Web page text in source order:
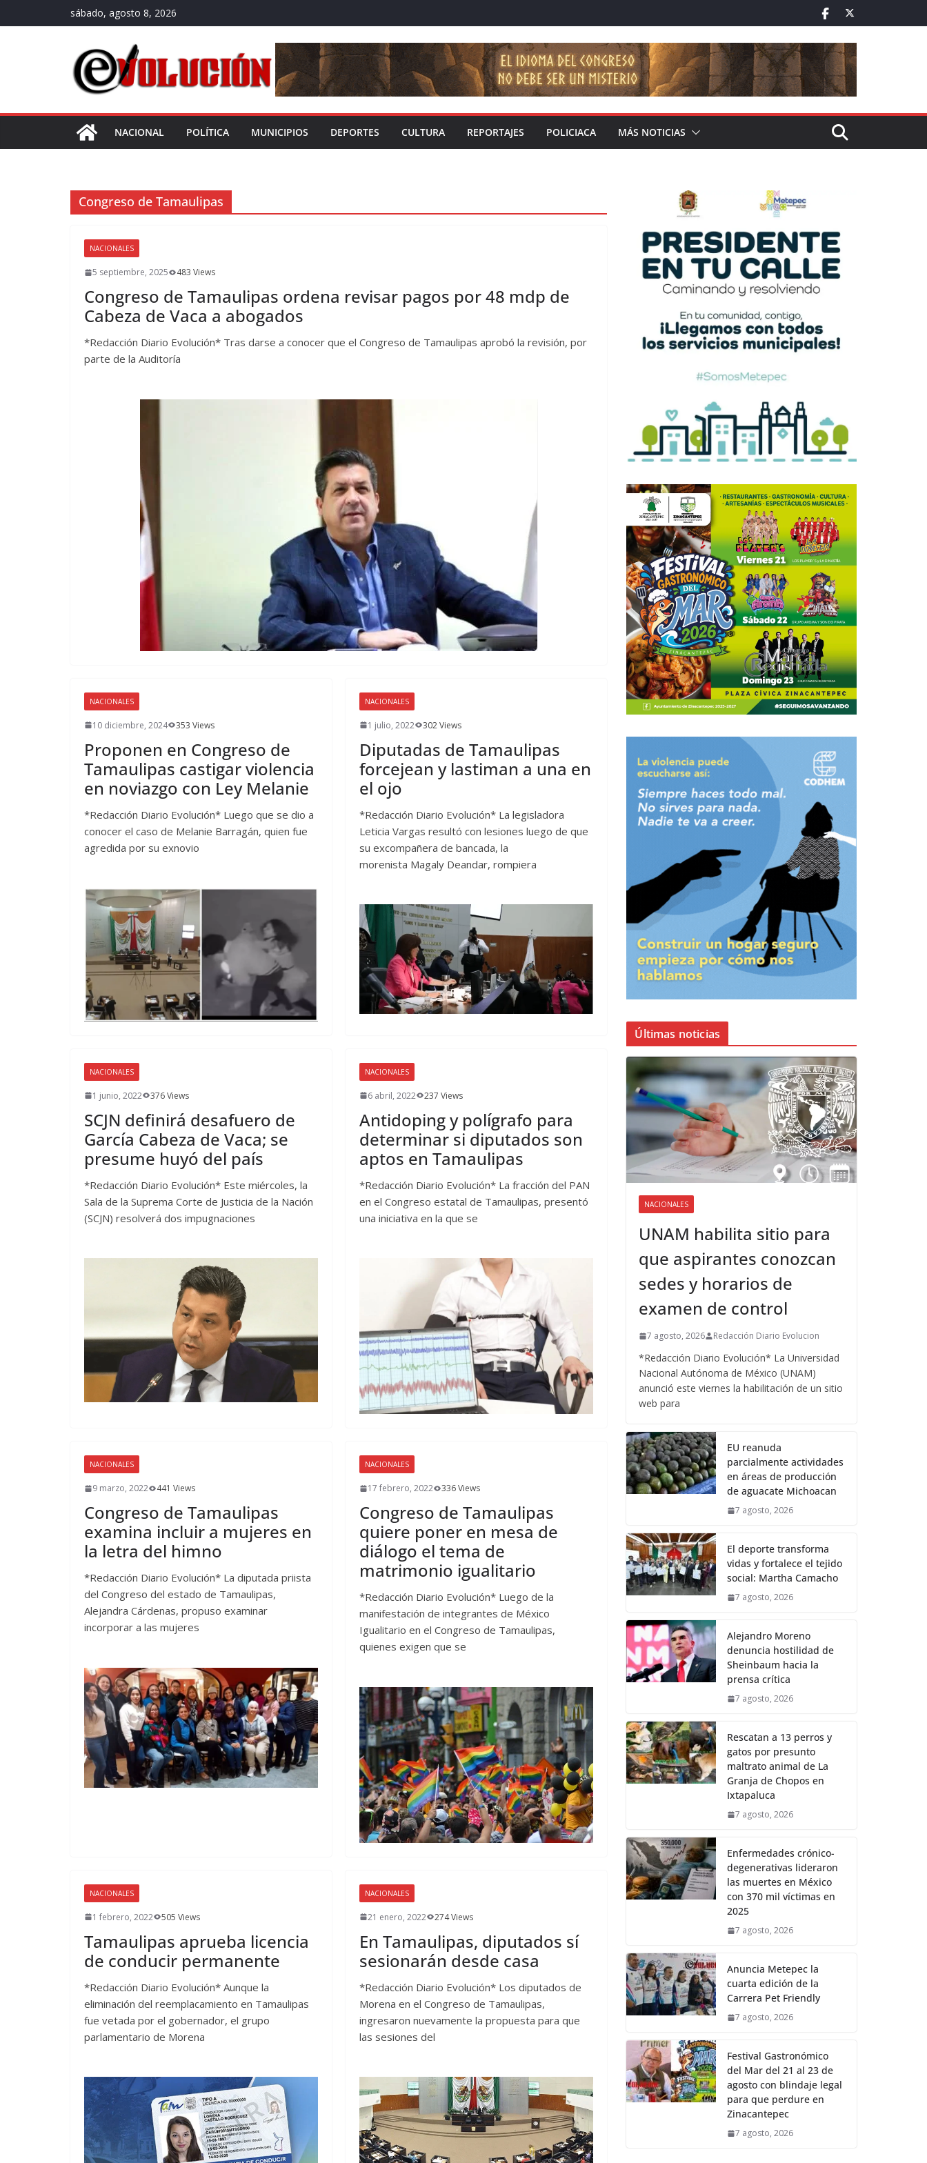
al
sábado, agosto 8, 2026
NACIONAL POLÍTICA MUNICIPIOS DEPORTES CULTURA REPORTAJES POLICIACA MÁS NOTICIAS
Congreso de Tamaulipas
NACIONALES
5 septiembre, 2025 483 Views
Congreso de Tamaulipas ordena revisar pagos por 48 mdp de
Cabeza de Vaca a abogados
*Redacción Diario Evolución* Tras darse a conocer que el Congreso de Tamaulipas aprobó la revisión, por
parte de la Auditoría
NACIONALES
10 diciembre, 2024 353 Views
Proponen en Congreso de
Tamaulipas castigar violencia
en noviazgo con Ley Melanie
*Redacción Diario Evolución* Luego que se dio a
conocer el caso de Melanie Barragán, quien fue
agredida por su exnovio
NACIONALES
1 julio, 2022 302 Views
Diputadas de Tamaulipas
forcejean y lastiman a una en
el ojo
*Redacción Diario Evolución* La legisladora
Leticia Vargas resultó con lesiones luego de que
su excompañera de bancada, la
morenista Magaly Deandar, rompiera
NACIONALES
1 junio, 2022 376 Views
SCJN definirá desafuero de
García Cabeza de Vaca; se
presume huyó del país
*Redacción Diario Evolución* Este miércoles, la
Sala de la Suprema Corte de Justicia de la Nación
(SCJN) resolverá dos impugnaciones
NACIONALES
6 abril, 2022 237 Views
Antidoping y polígrafo para
determinar si diputados son
aptos en Tamaulipas
*Redacción Diario Evolución* La fracción del PAN
en el Congreso estatal de Tamaulipas, presentó
una iniciativa en la que se
NACIONALES
9 marzo, 2022 441 Views
Congreso de Tamaulipas
examina incluir a mujeres en
la letra del himno
*Redacción Diario Evolución* La diputada priista
del Congreso del estado de Tamaulipas,
Alejandra Cárdenas, propuso examinar
incorporar a las mujeres
NACIONALES
17 febrero, 2022 336 Views
Congreso de Tamaulipas
quiere poner en mesa de
diálogo el tema de
matrimonio igualitario
*Redacción Diario Evolución* Luego de la
manifestación de integrantes de México
Igualitario en el Congreso de Tamaulipas,
quienes exigen que se
NACIONALES
1 febrero, 2022 505 Views
Tamaulipas aprueba licencia
de conducir permanente
*Redacción Diario Evolución* Aunque la
eliminación del reemplacamiento en Tamaulipas
fue vetada por el gobernador, el grupo
parlamentario de Morena
NACIONALES
21 enero, 2022 274 Views
En Tamaulipas, diputados sí
sesionarán desde casa
*Redacción Diario Evolución* Los diputados de
Morena en el Congreso de Tamaulipas,
ingresaron nuevamente la propuesta para que
las sesiones del
Últimas noticias
NACIONALES
UNAM habilita sitio para
que aspirantes conozcan
sedes y horarios de
examen de control
7 agosto, 2026 Redacción Diario Evolucion
*Redacción Diario Evolución* La Universidad
Nacional Autónoma de México (UNAM)
anunció este viernes la habilitación de un sitio
web para
EU reanuda
parcialmente actividades
en áreas de producción
de aguacate Michoacan
7 agosto, 2026
El deporte transforma
vidas y fortalece el tejido
social: Martha Camacho
7 agosto, 2026
Alejandro Moreno
denuncia hostilidad de
Sheinbaum hacia la
prensa crítica
7 agosto, 2026
Rescatan a 13 perros y
gatos por presunto
maltrato animal de La
Granja de Chopos en
Ixtapaluca
7 agosto, 2026
Enfermedades crónico-
degenerativas lideraron
las muertes en México
con 370 mil víctimas en
2025
7 agosto, 2026
Anuncia Metepec la
cuarta edición de la
Carrera Pet Friendly
7 agosto, 2026
Festival Gastronómico
del Mar del 21 al 23 de
agosto con blindaje legal
para que perdure en
Zinacantepec
7 agosto, 2026